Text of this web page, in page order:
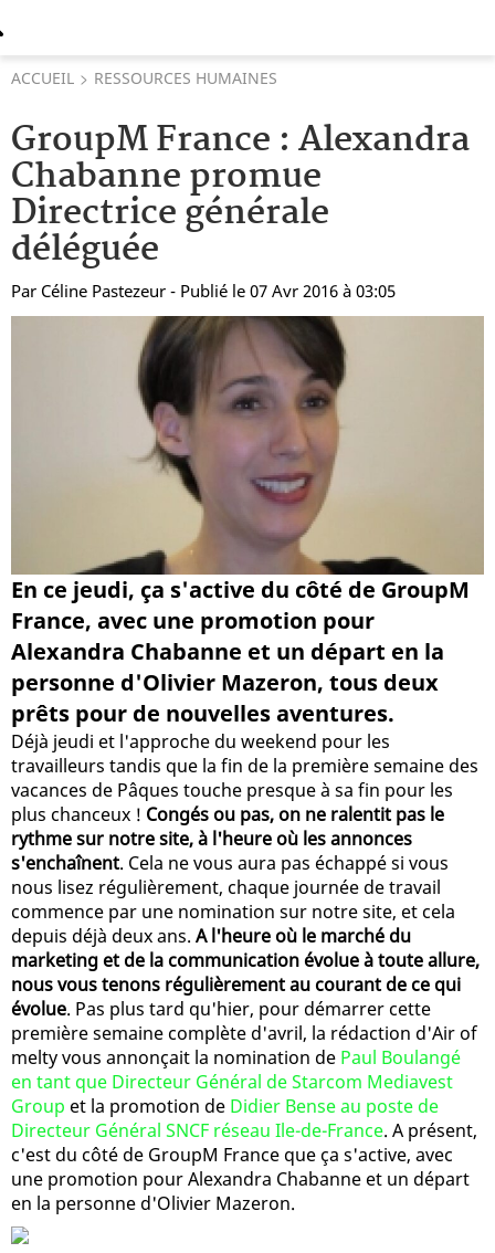
ACCUEIL RESSOURCES HUMAINES
GroupM France : Alexandra
Chabanne promue
Directrice générale
déléguée
Par Céline Pastezeur - Publié le 07 Avr 2016 à 03:05
En ce jeudi, ça s'active du côté de GroupM
France, avec une promotion pour
Alexandra Chabanne et un départ en la
personne d'Olivier Mazeron, tous deux
prêts pour de nouvelles aventures.
Déjà jeudi et l'approche du weekend pour les
travailleurs tandis que la fin de la première semaine des
vacances de Pâques touche presque à sa fin pour les
plus chanceux ! Congés ou pas, on ne ralentit pas le
rythme sur notre site, à l'heure où les annonces
s'enchaînent. Cela ne vous aura pas échappé si vous
nous lisez régulièrement, chaque journée de travail
commence par une nomination sur notre site, et cela
depuis déjà deux ans. A l'heure où le marché du
marketing et de la communication évolue à toute allure,
nous vous tenons régulièrement au courant de ce qui
évolue. Pas plus tard qu'hier, pour démarrer cette
première semaine complète d'avril, la rédaction d'Air of
melty vous annonçait la nomination de Paul Boulangé
en tant que Directeur Général de Starcom Mediavest
Group et la promotion de Didier Bense au poste de
Directeur Général SNCF réseau Ile-de-France. A présent,
c'est du côté de GroupM France que ça s'active, avec
une promotion pour Alexandra Chabanne et un départ
en la personne d'Olivier Mazeron.